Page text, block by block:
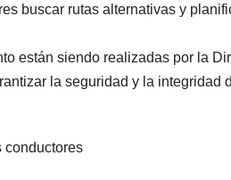
buscar rutas alternativas y
están siendo realizadas por la
la seguridad y la
conductores